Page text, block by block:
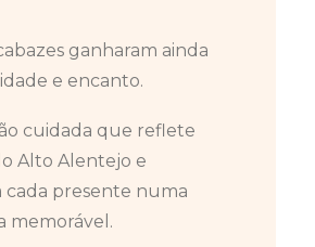
ganharam ainda
e encanto.
cuidada que reflete
Alto Alentejo e
cada presente numa
memorável.